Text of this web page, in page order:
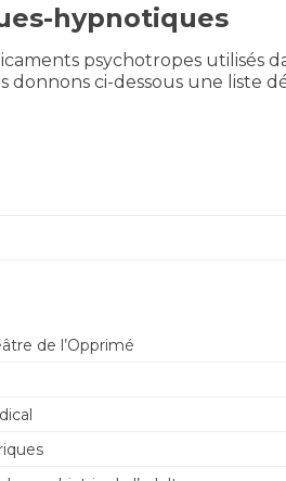
hypnotiques
psychotropes utilisés
ci-dessous une liste
de l’Opprimé